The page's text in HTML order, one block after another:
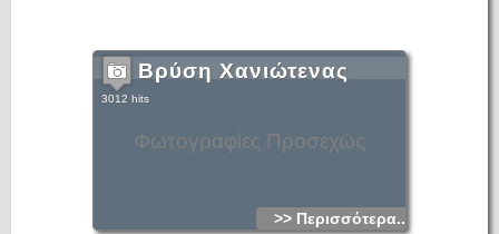
Φωτογραφίες Προσεχώς
Βρύση Χανιώτενας
3012 hits
>> Περισσότερα...